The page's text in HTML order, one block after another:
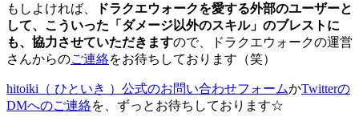
もしよければ、
ドラクエウォークを愛する外部のユーザーと
して、こういった「ダメージ以外のスキル」のブレストに
も、協力させていただきますので、ドラクエウォークの運営
さんからのご連絡をお待ちしております（笑）
hitoiki（ ひといき ）公式のお問い合わせフォームかTwitterの
DMへのご連絡を、ずっとお待ちしております☆